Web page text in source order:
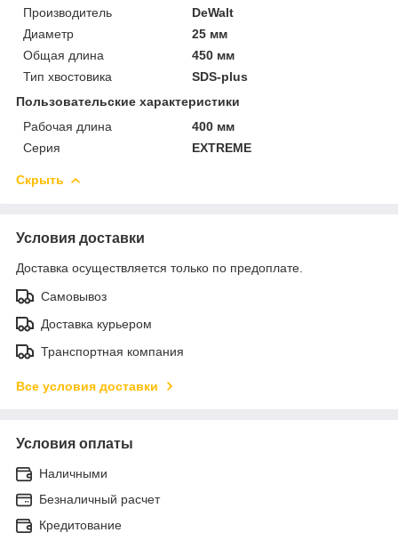
Производитель
DeWalt
Диаметр
25 мм
Общая длина
450 мм
Тип хвостовика
SDS-plus
Пользовательские характеристики
Рабочая длина
400 мм
Серия
EXTREME
Скрыть
Условия доставки
Доставка осуществляется только по предоплате.
Самовывоз
Доставка курьером
Транспортная компания
Все условия доставки
Условия оплаты
Наличными
Безналичный расчет
Кредитование